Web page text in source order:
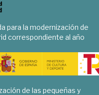
para la modernización de
correspondiente al año
de las pequeñas y